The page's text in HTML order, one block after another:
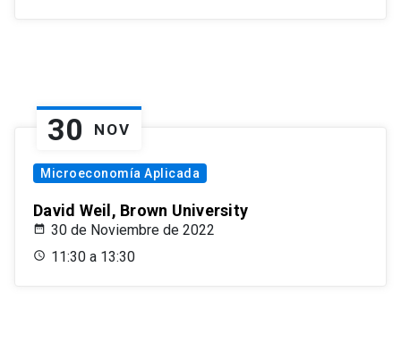
30 NOV
Microeconomía Aplicada
David Weil, Brown University
30 de Noviembre de 2022
11:30 a 13:30